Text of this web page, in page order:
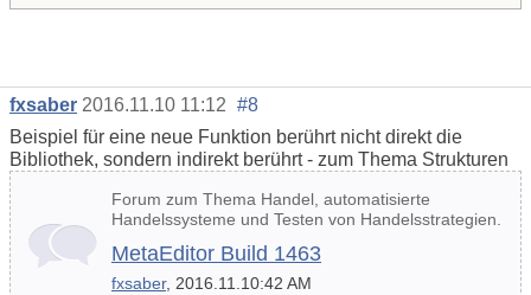
fxsaber 2016.11.10 11:12 #8
Beispiel für eine neue Funktion berührt nicht direkt die
Bibliothek, sondern indirekt berührt - zum Thema Strukturen
Forum zum Thema Handel, automatisierte
Handelssysteme und Testen von Handelsstrategien.
MetaEditor Build 1463
fxsaber, 2016.11.10:42 AM